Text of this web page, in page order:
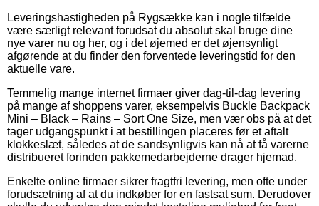
Leveringshastigheden på Rygsække kan i nogle tilfælde
være særligt relevant forudsat du absolut skal bruge dine
nye varer nu og her, og i det øjemed er det øjensynligt
afgørende at du finder den forventede leveringstid for den
aktuelle vare.
Temmelig mange internet firmaer giver dag-til-dag levering
på mange af shoppens varer, eksempelvis Buckle Backpack
Mini – Black – Rains – Sort One Size, men vær obs på at det
tager udgangspunkt i at bestillingen placeres før et aftalt
klokkeslæt, således at de sandsynligvis kan nå at få varerne
distribueret forinden pakkemedarbejderne drager hjemad.
Enkelte online firmaer sikrer fragtfri levering, men ofte under
forudsætning af at du indkøber for en fastsat sum. Derudover